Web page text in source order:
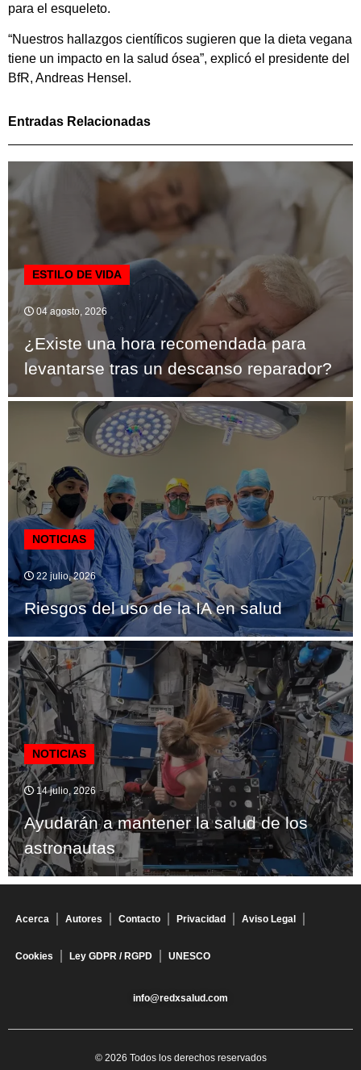
para el esqueleto.
“Nuestros hallazgos científicos sugieren que la dieta vegana
tiene un impacto en la salud ósea”, explicó el presidente del
BfR, Andreas Hensel.
Entradas Relacionadas
ESTILO DE VIDA
04 agosto, 2026
¿Existe una hora recomendada para
levantarse tras un descanso reparador?
NOTICIAS
22 julio, 2026
Riesgos del uso de la IA en salud
NOTICIAS
14 julio, 2026
Ayudarán a mantener la salud de los
astronautas
Acerca Autores Contacto Privacidad Aviso Legal
Cookies Ley GDPR / RGPD UNESCO
info@redxsalud.com
© 2026 Todos los derechos reservados